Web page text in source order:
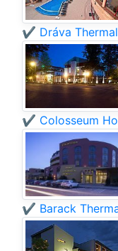
✔️ Dráva
✔️ Colosseum
✔️ Barack